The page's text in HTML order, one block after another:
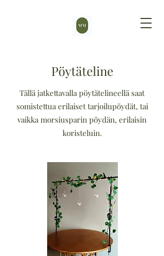
Pöytäteline
Tällä jatkettavalla pöytätelineellä saat
somistettua erilaiset tarjoilupöydät, tai
vaikka morsiusparin pöydän, erilaisin
koristeluin.